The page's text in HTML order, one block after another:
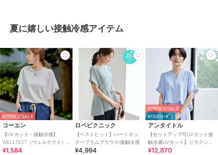
夏に嬉しい接触冷感アイテム
期間限定SALE
コーエン
【UVカット・接触冷感】
WELLTECT（ウェルテクト）
USAコットン フレアスリーブ
¥1,584
ロペピクニック
【ベストヒット】ハートネッ
クペプラムブラウス/接触冷感
¥4,994
期間限定SALE
¥1500ｸｰﾎﾟﾝ
アンタイトル
【セットアップ可UVカット接
触冷感UVカット】リラクシー
キーVネックブラウス
¥12,870